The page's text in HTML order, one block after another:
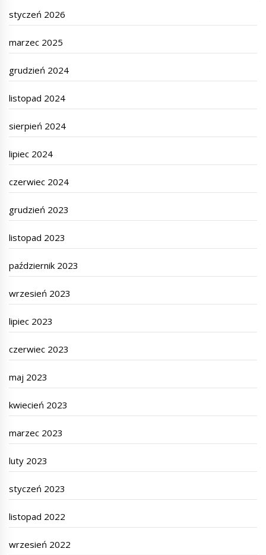
styczeń 2026
marzec 2025
grudzień 2024
listopad 2024
sierpień 2024
lipiec 2024
czerwiec 2024
grudzień 2023
listopad 2023
październik 2023
wrzesień 2023
lipiec 2023
czerwiec 2023
maj 2023
kwiecień 2023
marzec 2023
luty 2023
styczeń 2023
listopad 2022
wrzesień 2022